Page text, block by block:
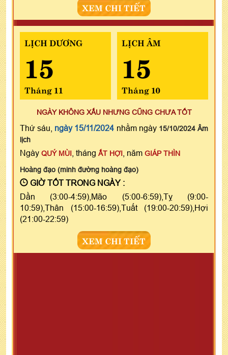
XEM CHI TIẾT
LỊCH DƯƠNG
15
Tháng 11
LỊCH ÂM
15
Tháng 10
NGÀY KHÔNG XẤU NHƯNG CŨNG CHƯA TỐT
Thứ sáu, ngày 15/11/2024 nhằm ngày 15/10/2024 Âm
lịch
Ngày QUÝ MÙI , tháng ẤT HỢI , năm GIÁP THÌN
Hoàng đạo (minh đường hoàng đạo)
GIỜ TỐT TRONG NGÀY :
Dần (3:00-4:59),Mão (5:00-6:59),Tỵ (9:00-
10:59),Thân (15:00-16:59),Tuất (19:00-20:59),Hợi
(21:00-22:59)
XEM CHI TIẾT